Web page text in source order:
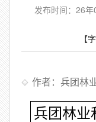
发布时间：26年
【
作者：兵团林
兵团林业